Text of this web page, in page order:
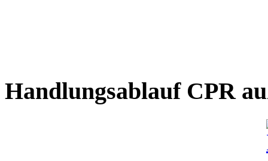
Handlungsablauf CPR